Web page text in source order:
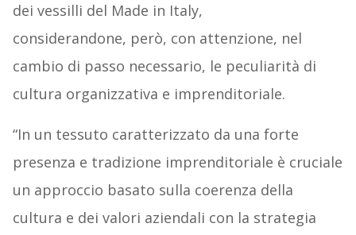
dei vessilli del Made in Italy,
considerandone, però, con attenzione, nel
cambio di passo necessario, le peculiarità di
cultura organizzativa e imprenditoriale.
“In un tessuto caratterizzato da una forte
presenza e tradizione imprenditoriale è cruciale
un approccio basato sulla coerenza della
cultura e dei valori aziendali con la strategia